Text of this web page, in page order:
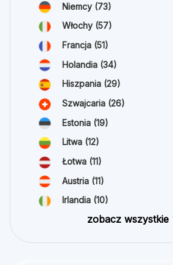
Niemcy (73)
Włochy (57)
Francja (51)
Holandia (34)
Hiszpania (29)
Szwajcaria (26)
Estonia (19)
Litwa (12)
Łotwa (11)
Austria (11)
Irlandia (10)
zobacz wszystkie